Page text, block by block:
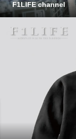
F1LIFE channel